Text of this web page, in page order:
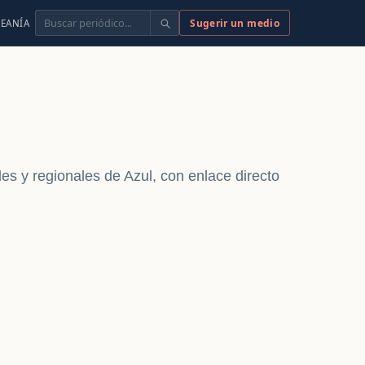
Buscar Sugerir un medio
y regionales de Azul, con enlace directo